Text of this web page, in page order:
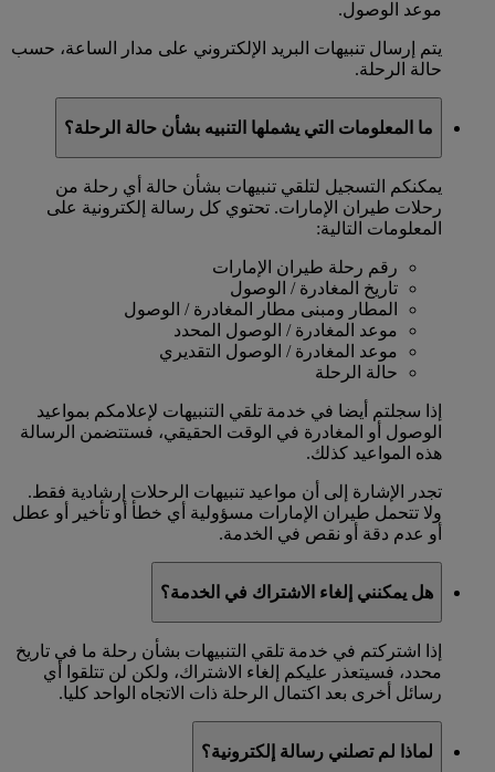
موعد الوصول.
يتم إرسال تنبيهات البريد الإلكتروني على مدار الساعة، حسب
حالة الرحلة.
ما المعلومات التي يشملها التنبيه بشأن حالة الرحلة؟
يمكنكم التسجيل لتلقي تنبيهات بشأن حالة أي رحلة من
رحلات طيران الإمارات. تحتوي كل رسالة إلكترونية على
المعلومات التالية:
رقم رحلة طيران الإمارات
تاريخ المغادرة / الوصول
المطار ومبنى مطار المغادرة / الوصول
موعد المغادرة / الوصول المحدد
موعد المغادرة / الوصول التقديري
حالة الرحلة
إذا سجلتم أيضا في خدمة تلقي التنبيهات لإعلامكم بمواعيد
الوصول أو المغادرة في الوقت الحقيقي، فستتضمن الرسالة
هذه المواعيد كذلك.
تجدر الإشارة إلى أن مواعيد تنبيهات الرحلات إرشادية فقط.
ولا تتحمل طيران الإمارات مسؤولية أي خطأ أو تأخير أو عطل
أو عدم دقة أو نقص في الخدمة.
هل يمكنني إلغاء الاشتراك في الخدمة؟
إذا اشتركتم في خدمة تلقي التنبيهات بشأن رحلة ما في تاريخ
محدد، فسيتعذر عليكم إلغاء الاشتراك، ولكن لن تتلقوا أي
رسائل أخرى بعد اكتمال الرحلة ذات الاتجاه الواحد كليا.
لماذا لم تصلني رسالة إلكترونية؟